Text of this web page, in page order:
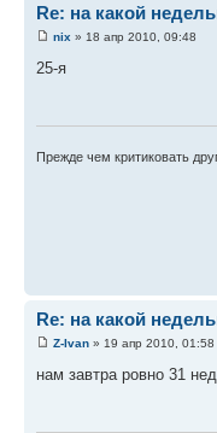
Re: на какой
nix » 18 апр 2010, 09:48
25-я
Прежде чем критиковать
Re: на какой
Z-Ivan » 19 апр 2010, 01:58
нам завтра ровно 31